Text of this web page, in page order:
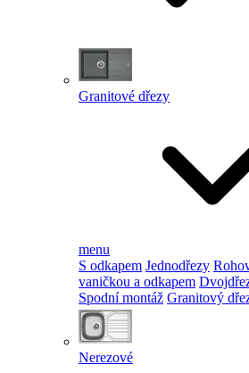
Granitové dřezy
menu
S odkapem Jednodřezy
vaničkou a odkapem
Spodní montáž Granitový
Nerezové